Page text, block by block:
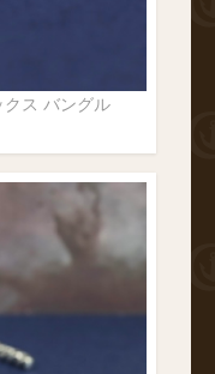
ス バングル